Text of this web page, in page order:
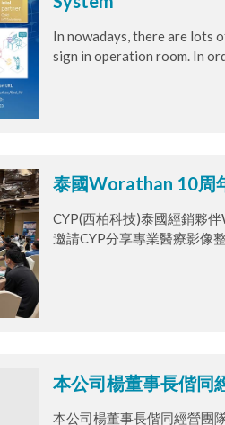
In nowadays, there are lots
sign in operation room. In
泰國Worathan 10周
CYP(西柏科技)泰國經銷夥
邀請CYP分享專業醫療影像
本公司楊董事長偕同
本公司楊董事長偕同經營團